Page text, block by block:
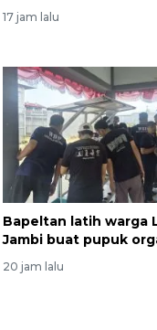
17 jam lalu
Bapeltan latih warga
Jambi buat pupuk
20 jam lalu